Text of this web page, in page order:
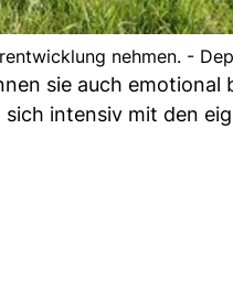
nehmen. -
sie auch emotional
intensiv mit den